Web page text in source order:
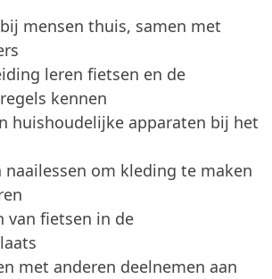
mensen thuis, samen met
leren fietsen en de
kennen
huishoudelijke apparaten bij het
naailessen om kleding te maken
van fietsen in de
met anderen deelnemen aan